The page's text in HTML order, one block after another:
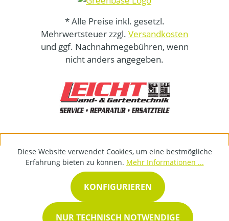
* Alle Preise inkl. gesetzl.
Mehrwertsteuer zzgl. Versandkosten
und ggf. Nachnahmegebühren, wenn
nicht anders angegeben.
Diese Website verwendet Cookies, um eine bestmögliche
Erfahrung bieten zu können. Mehr Informationen ...
NUR TECHNISCH NOTWENDIGE
KONFIGURIEREN